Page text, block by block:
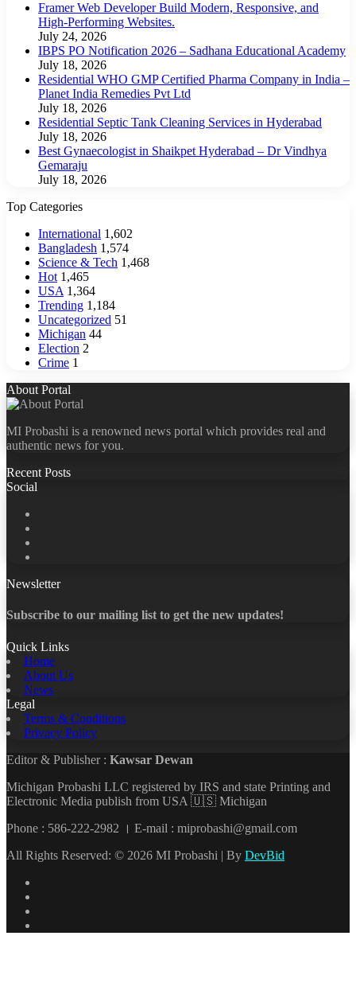
Framer Web Developer Build Modern, Responsive, and
High-Performing Websites.
July 24, 2026
IBPS PO Notification 2026 – Sadhana Educational Academy
July 18, 2026
Residential WHO GMP Certified Pharma Company in India –
Planet India Remedies Pvt Ltd
July 18, 2026
Residential Septic Tank Cleaning Services in Hyderabad
July 18, 2026
Best Gynaecologist in Shaikpet Hyderabad – Dr Vindhya
Gemaraju
July 18, 2026
Top Categories
International 1,602
Bangladesh 1,574
Science & Tech 1,468
Hot 1,465
USA 1,364
Trending 1,184
Uncategorized 51
Michigan 44
Election 2
Crime 1
About Portal
MI Probashi is a renowned news portal which provides real and
authentic news for you.
Recent Posts
Social
Newsletter
Subscribe to our mailing list to get the new updates!
Quick Links
Home
About Us
News
Legal
Terms & Conditions
Privacy Policy
Editor & Publisher : Kawsar Dewan
Michigan Probashi LLC registered by IRS and state Printing and
Electronic Media publish from USA 🇺🇸 Michigan
Phone : 586-222-2982 । E-mail : miprobashi@gmail.com
All Rights Reserved: © 2026 MI Probashi | By DevBid